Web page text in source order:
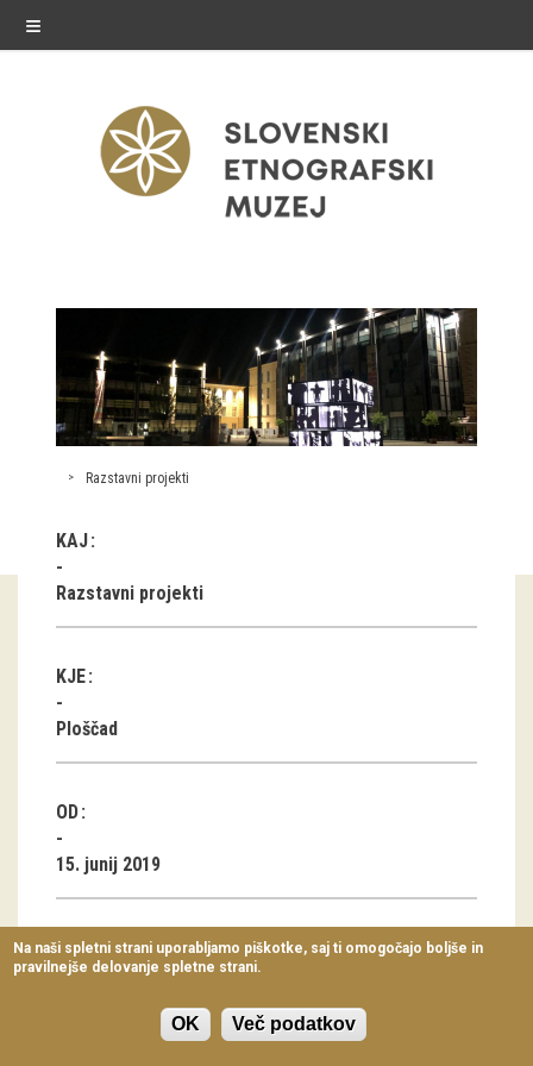
≡
razstave
Stalne razstave
Občasne razstave
Virtualni sprehodi
Razstavni projekti
Arhiv razstav
dogodki
Koledar dogodkov
Prireditve
Predavanja
Delavnice
Vodeni ogledi
Razstavni projekti
KAJ
Razstavni projekti
KJE
Ploščad
OD
15. junij 2019
Eva Petrič:
Rubikova kocka
Na naši spletni strani uporabljamo piškotke, saj ti omogočajo boljše in
pravilnejše delovanje spletne strani.
OK Več podatkov